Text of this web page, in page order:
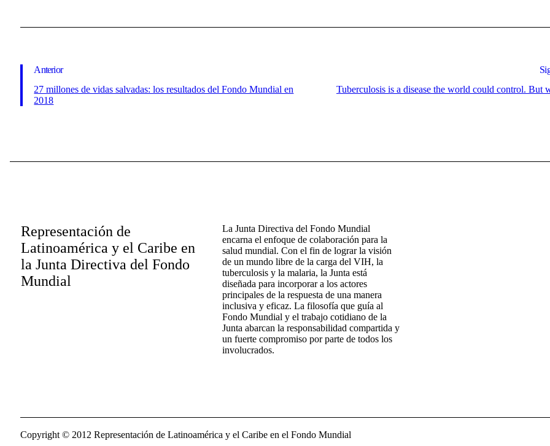
Anterior
27 millones de vidas salvadas: los resultados del Fondo Mundial en
2018
Tuberculosis is a disease the world could control. But
Representación de
Latinoamérica y el Caribe en
la Junta Directiva del Fondo
Mundial
La Junta Directiva del Fondo Mundial
encarna el enfoque de colaboración para la
salud mundial. Con el fin de lograr la visión
de un mundo libre de la carga del VIH, la
tuberculosis y la malaria, la Junta está
diseñada para incorporar a los actores
principales de la respuesta de una manera
inclusiva y eficaz. La filosofía que guía al
Fondo Mundial y el trabajo cotidiano de la
Junta abarcan la responsabilidad compartida y
un fuerte compromiso por parte de todos los
involucrados.
Copyright © 2012 Representación de Latinoamérica y el Caribe en el Fondo Mundial